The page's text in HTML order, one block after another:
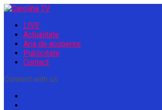
LIVE
Actualitate
Aria de acoperire
Publicitate
Contact
Connect with us